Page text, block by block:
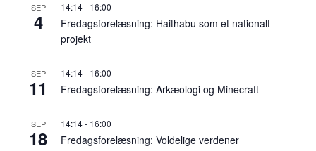
hulemalerier
SEP
4
14:14- 16:00
Fredagsforelæsning: Haithabu som et nationalt
projekt
SEP
11
14:14- 16:00
Fredagsforelæsning: Arkæologi og Minecraft
SEP
18
14:14- 16:00
Fredagsforelæsning: Voldelige verdener